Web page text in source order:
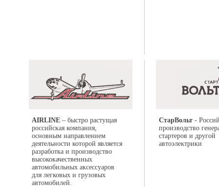
AIRLINE – быстро растущая
российская компания,
основным направлением
деятельности которой является
разработка и производство
высококачественных
автомобильных аксессуаров
для легковых и грузовых
автомобилей.
СтарВольт -
производство
стартеров и другой
автоэлектрики